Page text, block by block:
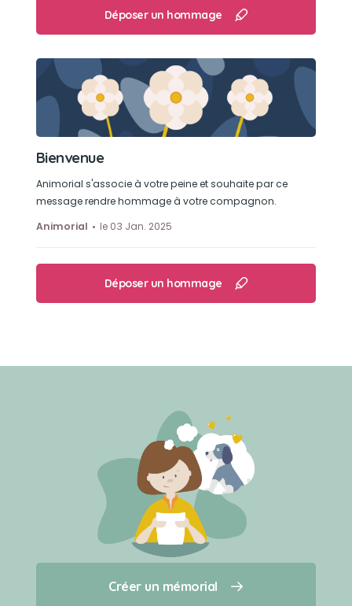
Créer un mémorial
Qui sommes-nous ?
Déposer un hommage
Bienvenue
Animorial s'associe à votre peine et souhaite par ce
message rendre hommage à votre compagnon.
Animorial
le 03 Jan. 2025
Déposer un hommage
Créer un mémorial